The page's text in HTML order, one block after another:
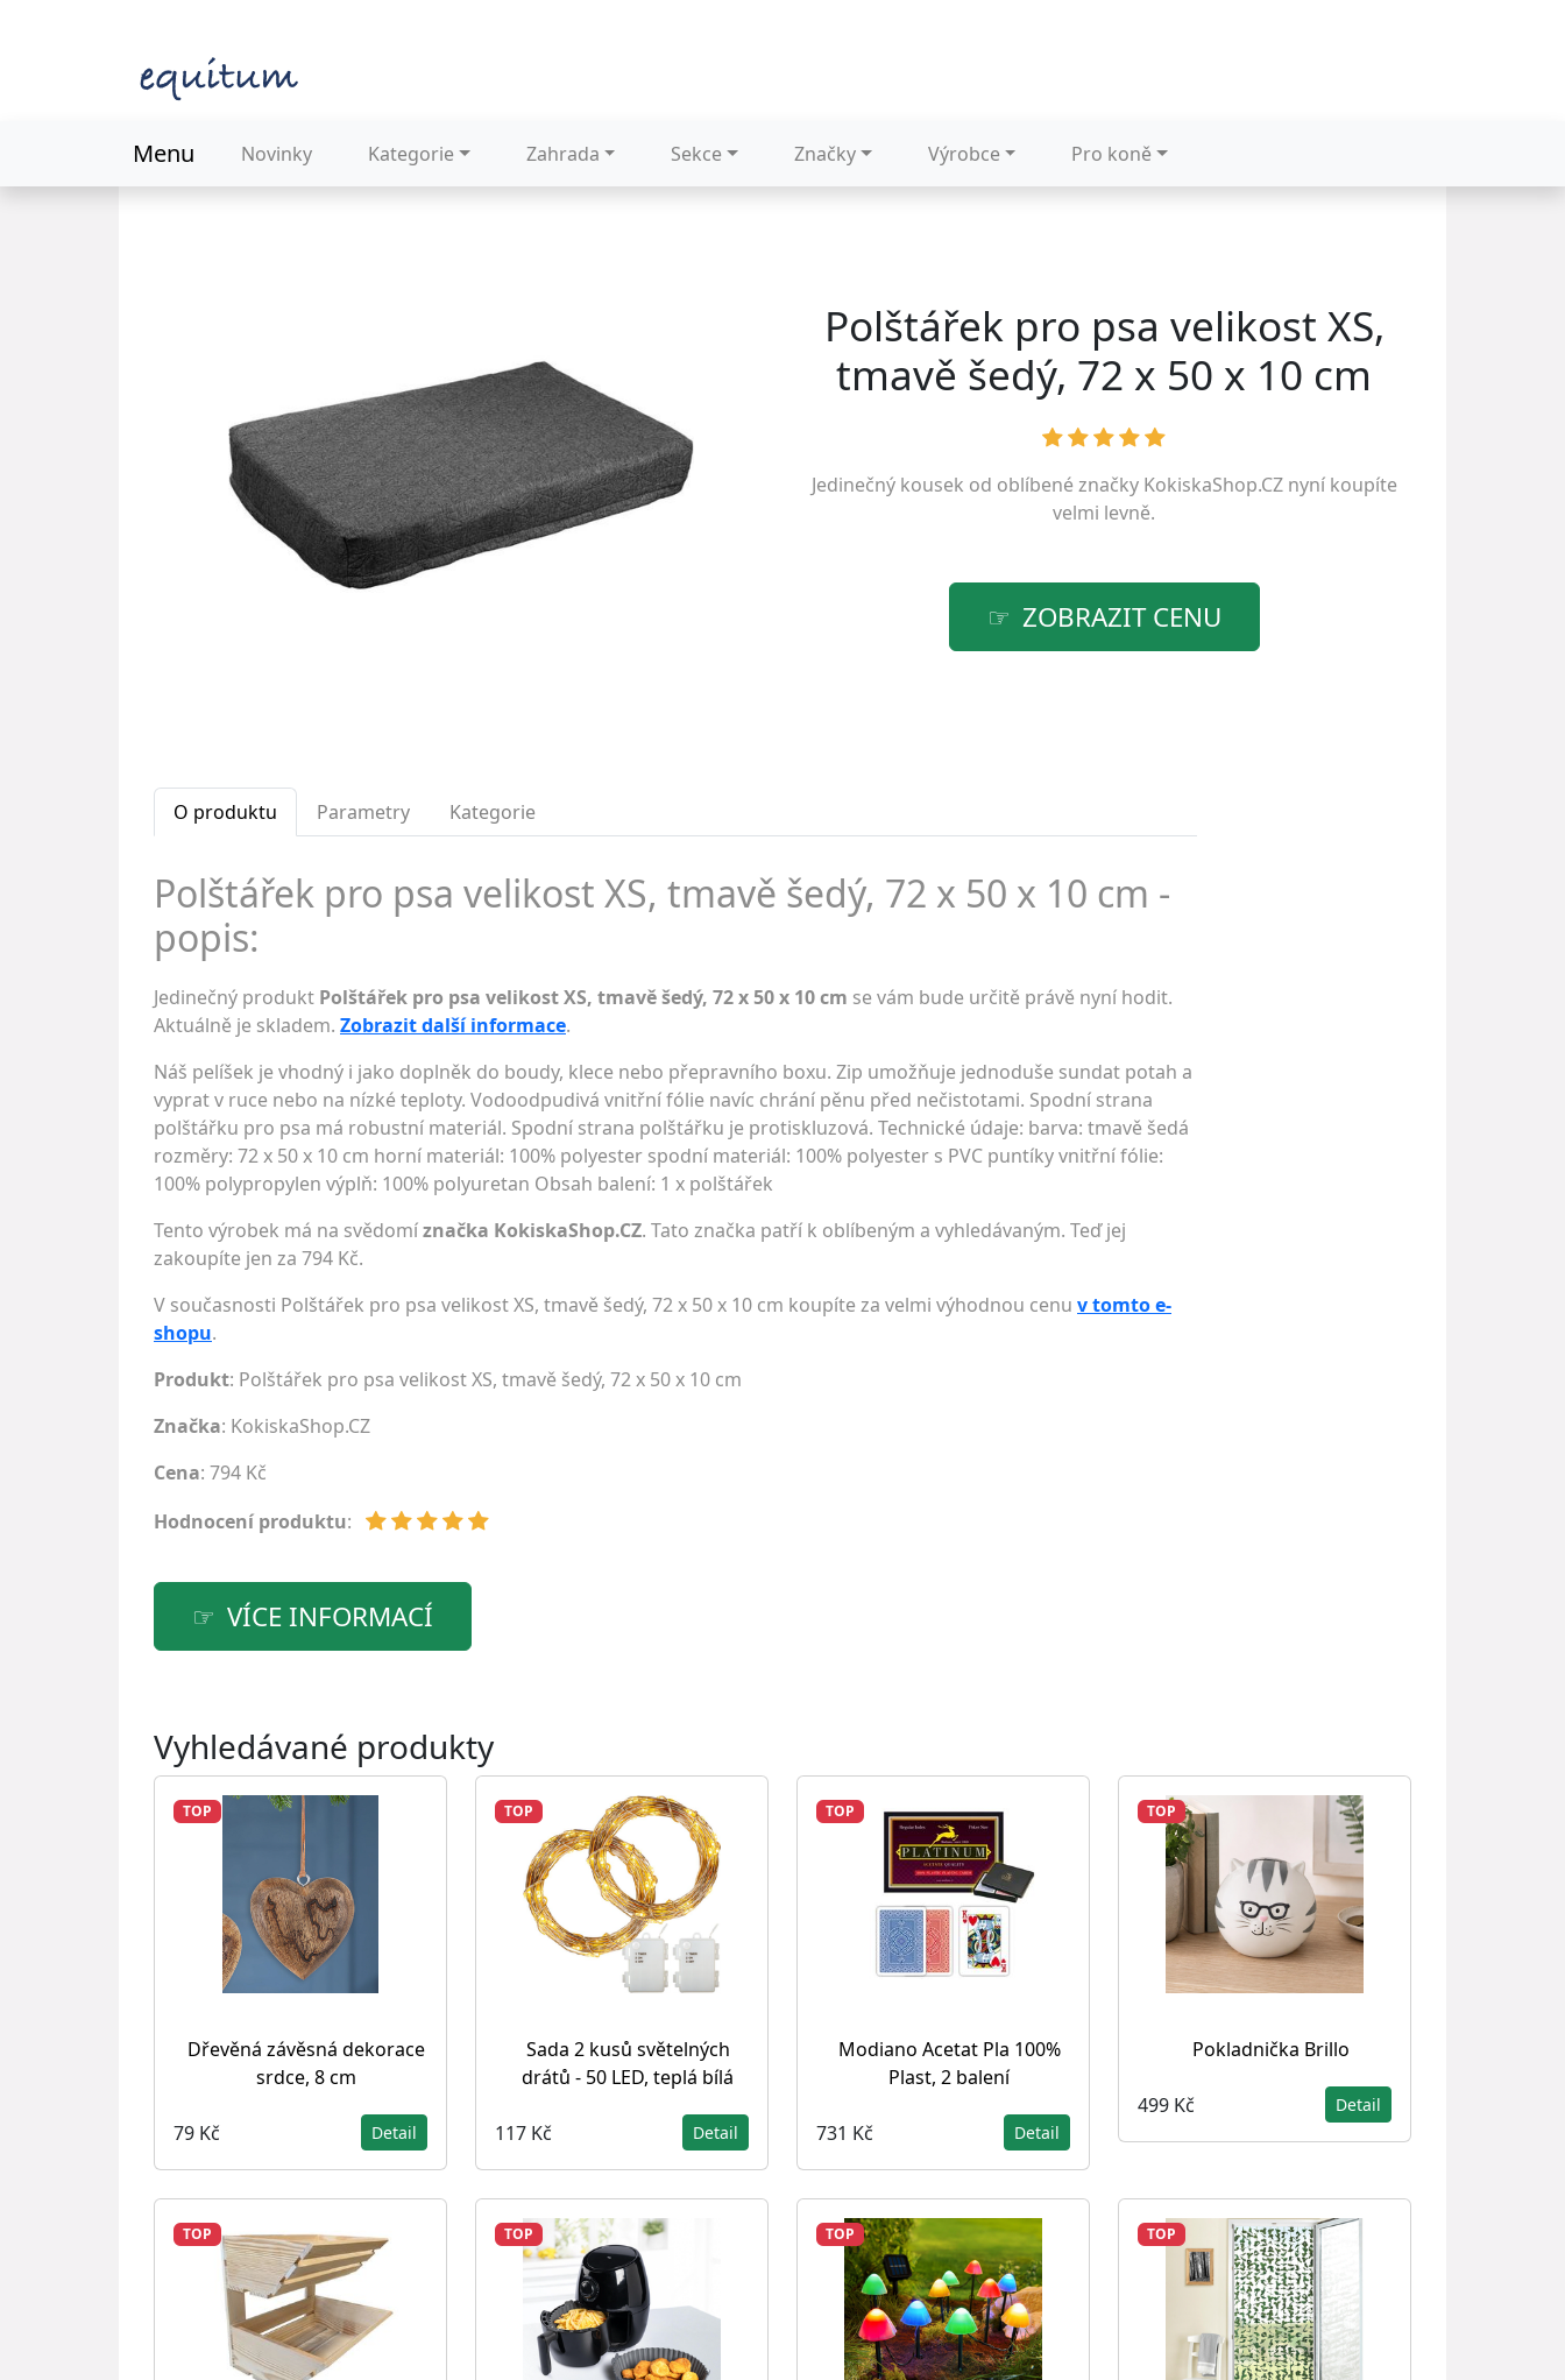
Menu Novinky Kategorie Zahrada Sekce Značky Výrobce Pro koně
Polštářek pro psa velikost XS,
tmavě šedý, 72 x 50 x 10 cm
Jedinečný kousek od oblíbené značky KokiskaShop.CZnyní koupíte
velmi levně.
ZOBRAZIT CENU
O produktu Parametry Kategorie
Polštářek pro psa velikost XS, tmavě šedý, 72 x 50 x 10 cm -
popis:
Jedinečný produkt Polštářek pro psa velikost XS, tmavě šedý, 72 x 50 x 10 cm se vám bude určitě právě nyní hodit.
Aktuálně je skladem. Zobrazit další informace.
Náš pelíšek je vhodný i jako doplněk do boudy, klece nebo přepravního boxu. Zip umožňuje jednoduše sundat potah a
vyprat v ruce nebo na nízké teploty. Vodoodpudivá vnitřní fólie navíc chrání pěnu před nečistotami. Spodní strana
polštářku pro psa má robustní materiál. Spodní strana polštářku je protiskluzová. Technické údaje: barva: tmavě šedá
rozměry: 72 x 50 x 10 cm horní materiál: 100% polyester spodní materiál: 100% polyester s PVC puntíky vnitřní fólie:
100% polypropylen výplň: 100% polyuretan Obsah balení: 1 x polštářek
Tento výrobek má na svědomíznačka KokiskaShop.CZ. Tato značka patří k oblíbeným a vyhledávaným. Teď jej
zakoupíte jen za 794 Kč.
V současnosti Polštářek pro psa velikost XS, tmavě šedý, 72 x 50 x 10 cm koupíte za velmi výhodnou cenu v tomto e-
shopu.
Produkt: Polštářek pro psa velikost XS, tmavě šedý, 72 x 50 x 10 cm
Značka: KokiskaShop.CZ
Cena: 794 Kč
Hodnocení produktu:
VÍCE INFORMACÍ
Vyhledávané produkty
TOP
Dřevěná závěsná dekorace
srdce, 8 cm
79 Kč Detail
TOP
Sada 2 kusů světelných
drátů - 50 LED, teplá bílá
117 Kč Detail
TOP
Modiano Acetat Pla 100%
Plast, 2 balení
731 Kč Detail
TOP
Pokladnička Brillo
499 Kč Detail
TOP TOP TOP TOP